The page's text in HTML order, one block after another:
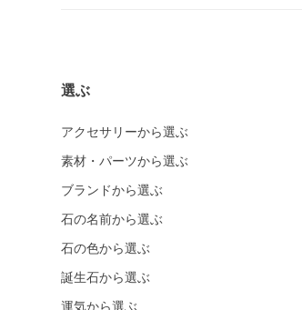
選ぶ
アクセサリーから選ぶ
素材・パーツから選ぶ
ブランドから選ぶ
石の名前から選ぶ
石の色から選ぶ
誕生石から選ぶ
運気から選ぶ